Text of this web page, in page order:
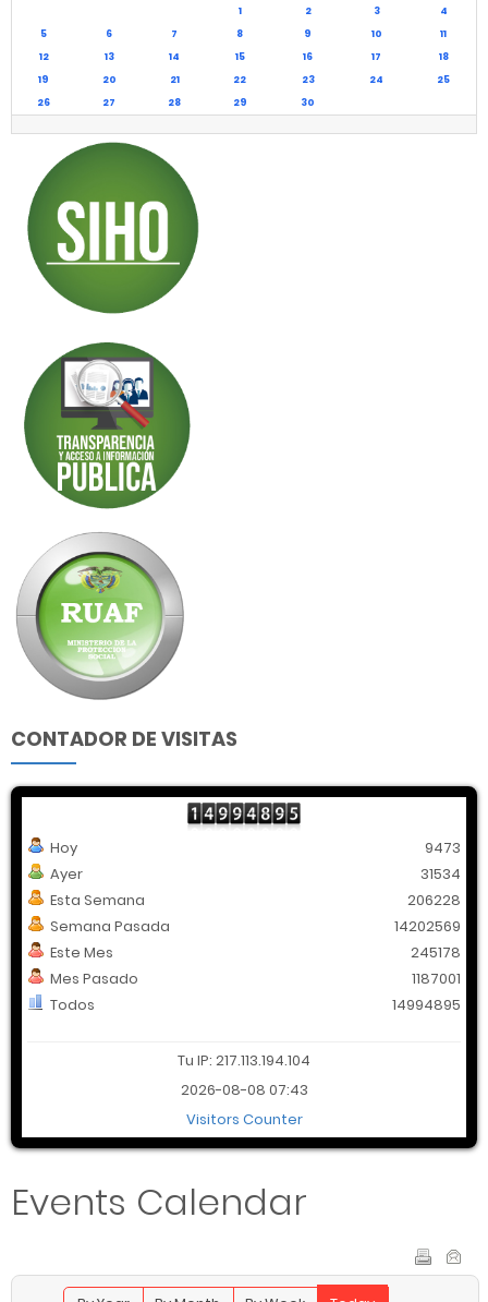
1 2 3
4
5
6 7 8 9 10
11
12
13 14 15 16 17
18
19
20 21 22 23 24
25
26
27 28 29 30
CONTADOR DE VISITAS
Hoy
Ayer
Esta Semana
Semana Pasada
Este Mes
Mes Pasado
Todos
9473
31534
206228
14202569
245178
1187001
14994895
Tu IP: 217.113.194.104
2026-08-08 07:43
Visitors Counter
Events Calendar